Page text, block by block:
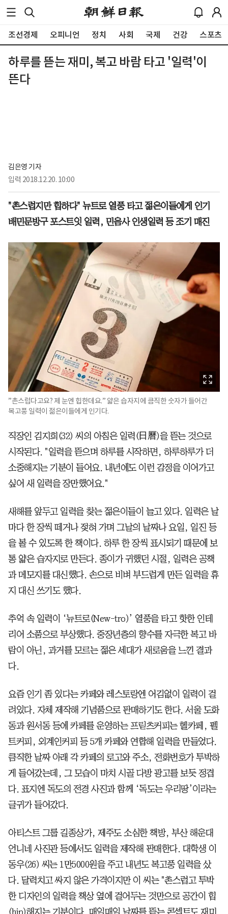
조선경제 오피니언 정치 사회 국제 건강 스포츠
하루를 뜯는 재미, 복고 바람 타고 '일력'이
뜬다
김은영 기자
입력 2018.12.20. 10:00
"촌스럽지만 힙하다" 뉴트로 열풍 타고 젊은이들에 게 인기
배민문방구 포스트잇 일력, 민음사 인생일력 등 조기 매진
”촌스럽다고요? 제 눈엔 힙한데요.” 얇은 습자지에 큼직한 숫자가 들어간
복고풍 일력이 젊은이들에게 인기다.
직장인 김지희(32) 씨의 아침은 일력(日曆)을 뜯는 것으로
시작된다. "일력을 뜯으며 하루를 시작하면, 하루하루가 더
소중해지는 기분이 들어요. 내년에도 이런 감정을 이어가고
싶어 새 일력을 장만했어요."
새해를 앞두고 일력을 찾는 젊은이들이 늘고 있다. 일력은 날
마다 한 장씩 떼거나 젖혀 가며 그날의 날짜나 요일, 일진 등
을 볼 수 있도록 한 책이다. 하루 한 장씩 표시되기 때문에 보
통 얇은 습자지로 만든다. 종이가 귀했던 시절, 일력은 공책
과 메모지를 대신했다. 손으로 비벼 부드럽게 만든 일력을 휴
지 대신 쓰기도 했다.
추억 속 일력이 ‘뉴트로(New-tro)’ 열풍을 타고 핫한 인테
리어 소품으로 부상했다. 중장년층의 향수를 자극한 복고 바
람이 아닌, 과거를 모르는 젊은 세대가 새로움을 느낀 결과
다.
요즘 인기 좀 있다는 카페와 레스토랑엔 어김없이 일력이 걸
려있다. 자체 제작해 기념품으로 판매하기도 한다. 서울 도화
동과 원서동 등에 카페를 운영하는 프릳츠커피는 헬카페, 펠
트커피, 외계인커피 등 5개 카페와 연합해 일력을 만들었다.
큼직한 날짜 아래 각 카페의 로고와 주소, 전화번호가 투박하
게 들어갔는데, 그 모습이 마치 시골 다방 광고를 보듯 정겹
다. 표지엔 독도의 전경 사진과 함께 ‘독도는 우리땅’이라는
글귀가 들어갔다.
아티스트 그룹 길종상가, 제주도 소심한 책방, 부산 해운대
언니네 사진관 등에서도 일력을 제작해 판매한다. 대학생 이
동우(26) 씨는 1만5000원을 주고 내년도 복고풍 일력을 샀
다. 달력치고 싸지 않은 가격이지만 이 씨는 "촌스럽고 투박
한 디자인의 일력을 책상 옆에 걸어두는 것만으로 공간이 힙
(hip)해지는 기분이다. 매일매일 날짜를 뜯는 콘셉트도 재미